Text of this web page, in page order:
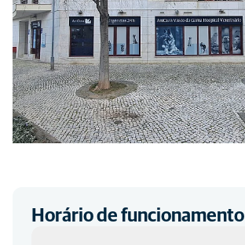
Horário de funcionamento